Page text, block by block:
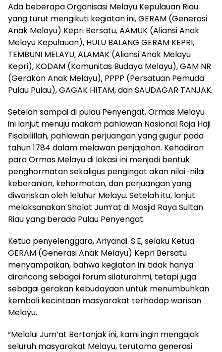
Ada beberapa Organisasi Melayu Kepulauan Riau
yang turut mengikuti kegiatan ini, GERAM (Generasi
Anak Melayu) Kepri Bersatu, AAMUK (Aliansi Anak
Melayu Kepulauan), HULU BALANG GERAM KEPRI,
TEMBUNI MELAYU, ALAMAK (Aliansi Anak Melayu
Kepri), KODAM (Komunitas Budaya Melayu), GAM NR
(Gerakan Anak Melayu), PPPP (Persatuan Pemuda
Pulau Pulau), GAGAK HITAM, dan SAUDAGAR TANJAK.
Setelah sampai di pulau Penyengat, Ormas Melayu
ini lanjut menuju makam pahlawan Nasional Raja Haji
Fisabilillah, pahlawan perjuangan yang gugur pada
tahun 1784 dalam melawan penjajahan. Kehadiran
para Ormas Melayu di lokasi ini menjadi bentuk
penghormatan sekaligus pengingat akan nilai-nilai
keberanian, kehormatan, dan perjuangan yang
diwariskan oleh leluhur Melayu. Setelah itu, lanjut
melaksanakan Sholat Jum’at di Masjid Raya Sultan
Riau yang berada Pulau Penyengat.
Ketua penyelenggara, Ariyandi. S.E, selaku Ketua
GERAM (Generasi Anak Melayu) Kepri Bersatu
menyampaikan, bahwa kegiatan ini tidak hanya
dirancang sebagai forum silaturahmi, tetapi juga
sebagai gerakan kebudayaan untuk menumbuhkan
kembali kecintaan masyarakat terhadap warisan
Melayu.
“Melalui Jum’at Bertanjak ini, kami ingin mengajak
seluruh masyarakat Melayu, terutama generasi